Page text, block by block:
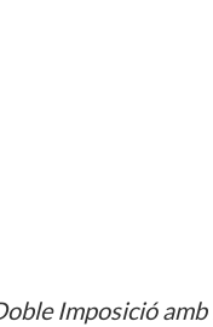
Imposició